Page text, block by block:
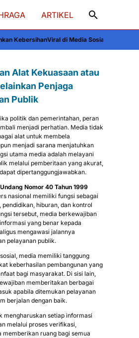
ARTIKEL
Sosial: Kondisi Memprihatinkan WNI
Alat Kekuasaan atau
Penjaga
Publik
politik dan pemerintahan, peran
menjadi perhatian. Media tidak
alat untuk membela
menjadi sarana menjatuhkan
utama media adalah melayani
melalui pemberitaan yang akurat,
dipertanggungjawabkan.
Nomor 40 Tahun 1999
nasional memiliki fungsi sebagai
pendidikan, hiburan, dan kontrol
tersebut, media berkewajiban
yang benar kepada
mengawasi jalannya
pelayanan publik.
media memiliki tanggung
keberhasilan pembangunan yang
bagi masyarakat. Di sisi lain,
memberitakan berbagai
apabila ditemukan pelayanan
berjalan dengan baik.
mengharuskan setiap informasi
melalui proses verifikasi,
memberikan ruang bagi semua